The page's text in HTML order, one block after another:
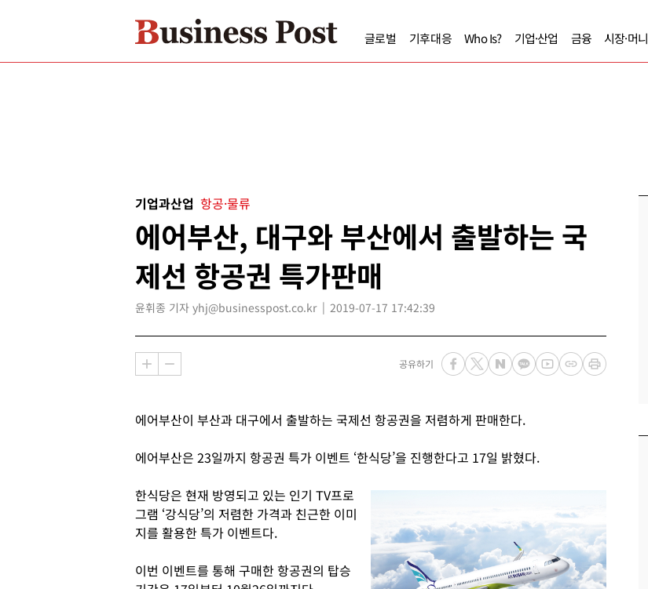
글로벌 기후대응 Who Is? 기업·산업 금융 시장·머니
기업과산업 항공·물류
에어부산, 대구와 부산에서 출발하는 국
제선 항공권 특가판매
윤휘종 기자 yhj@businesspost.co.kr 2019-07-17 17:42:39
공유하기
에어부산이 부산과 대구에서 출발하는 국제선 항공권을 저렴하게 판매한다.
에어부산은 23일까지 항공권 특가 이벤트 ‘한식당’을 진행한다고 17일 밝혔다.
한식당은 현재 방영되고 있는 인기 TV프로
그램 ‘강식당’의 저렴한 가격과 친근한 이미
지를 활용한 특가 이벤트다.
이번 이벤트를 통해 구매한 항공권의 탑승